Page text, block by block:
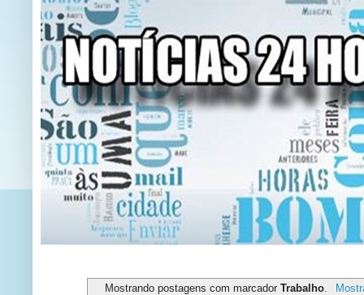
Mostrando postagens com marcadorTrabalho